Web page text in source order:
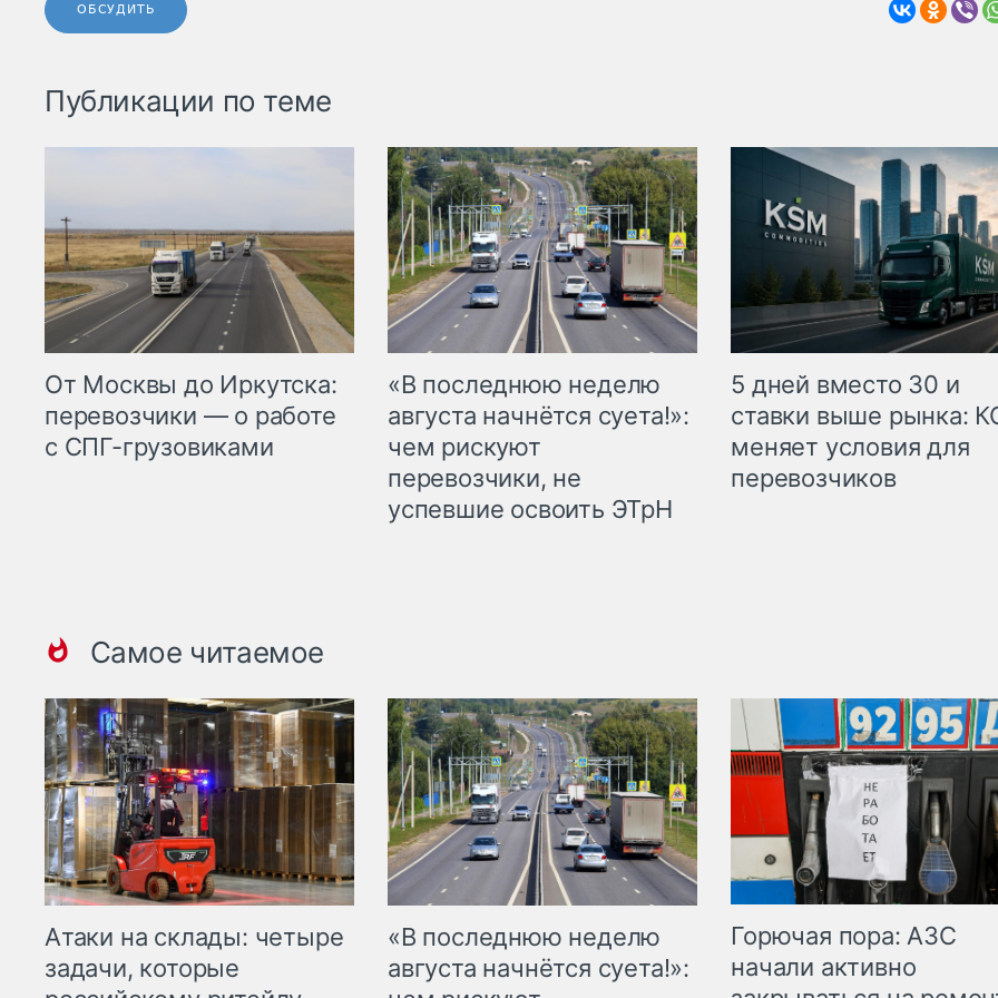
ОБСУДИТЬ
Публикации по теме
От Москвы до Иркутска:
перевозчики — о работе
с СПГ-грузовиками
«В последнюю неделю
августа начнётся суета!»:
чем рискуют
перевозчики, не
успевшие освоить ЭТрН
5 дней вместо 30 и
ставки выше рынка:
меняет условия для
перевозчиков
Самое читаемое
Атаки на склады: четыре
задачи, которые
«В последнюю неделю
августа начнётся суета!»:
Горючая пора: АЗС
начали активно